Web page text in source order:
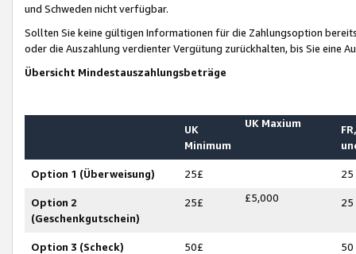
und Schweden nicht verfügbar.
Sollten Sie keine gültigen Informationen für die Zahlungsoption
oder die Auszahlung verdienter Vergütung zurückhalten, bis Sie
Übersicht Mindestauszahlungsbeträge
UK
Minimum
UK Maxium
Option 1 (Überweisung) 25£ 25
Option 2
(Geschenkgutschein)
25£ £5,000 25
Option 3 (Scheck) 50£ 50